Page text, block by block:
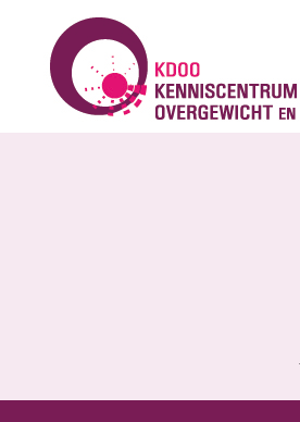
primary
navigation
content